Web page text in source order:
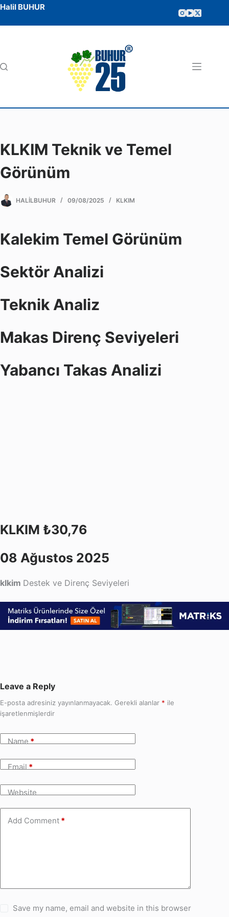
Halil BUHUR
KLKIM Teknik ve Temel
Görünüm
HALILBUHUR 09/08/2025 KLKIM
Kalekim Temel Görünüm
Sektör Analizi
Teknik Analiz
Makas Direnç Seviyeleri
Yabancı Takas Analizi
KLKIM ₺30,76
08 Ağustos 2025
klkim Destek ve Direnç Seviyeleri
Leave a Reply
E-posta adresiniz yayınlanmayacak. Gerekli alanlar * ile
işaretlenmişlerdir
Name*
Email*
Website
Add Comment *
Save my name, email and website in this browser